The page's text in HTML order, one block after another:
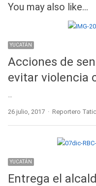
You may also like...
YUCATÁN
Acciones de
evitar violencia
26 julio, 2017 Author
Reportero
YUCATÁN
Entrega el